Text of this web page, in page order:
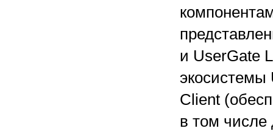
и UserGate
экосистемы
Client
в том числе